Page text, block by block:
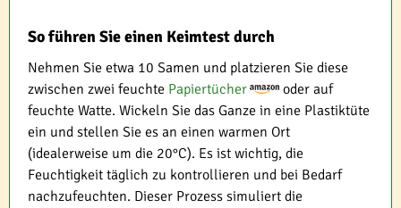
So führen Sie einen Keimtest durch
Nehmen Sie etwa 10 Samen und platzieren Sie diese
zwischen zwei feuchte Papiertücher
oder auf
feuchte Watte. Wickeln Sie das Ganze in eine Plastiktüte
ein und stellen Sie es an einen warmen Ort
(idealerweise um die 20°C). Es ist wichtig, die
Feuchtigkeit täglich zu kontrollieren und bei Bedarf
nachzufeuchten. Dieser Prozess simuliert die